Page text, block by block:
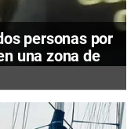
personas por
una zona de